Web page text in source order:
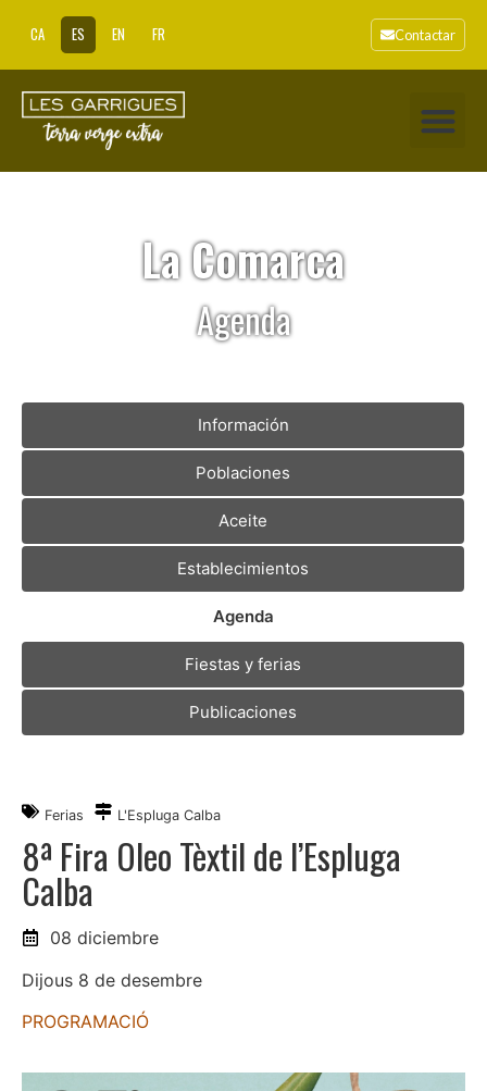
CA ES EN FR Contactar
La Comarca
Agenda
Información
Poblaciones
Aceite
Establecimientos
Agenda
Fiestas y ferias
Publicaciones
Ferias L'Espluga Calba
8ª Fira Oleo Tèxtil de l’Espluga
Calba
08 diciembre
Dijous 8 de desembre
PROGRAMACIÓ